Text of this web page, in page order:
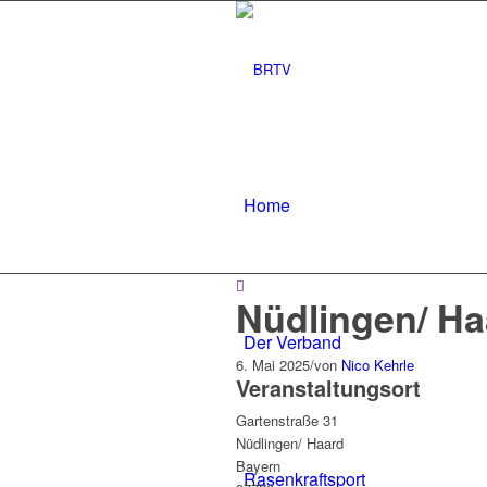
Home
Der Verband
Rasenkraftsport
Nüdlingen/
6. Mai 2025/von Nico Kehrle
Veranstaltungsort
Gartenstraße 31
Nüdlingen/ Haard
Bayern